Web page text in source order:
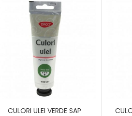
CULORI ULEI VERDE SAP